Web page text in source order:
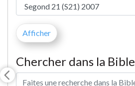
Chercher dans la Bible